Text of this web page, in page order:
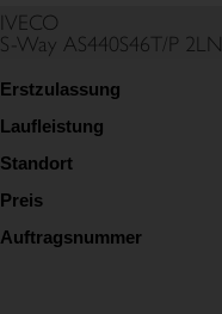
IVECO
S-Way AS440S46T/P 2LN
Erstzulassung
Laufleistung
Standort
Preis
Auftragsnummer